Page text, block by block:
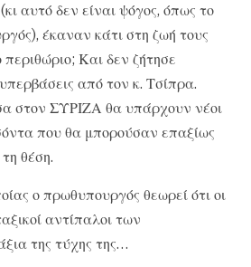
αυτό δεν είναι ψόγος, όπως το
έκαναν κάτι στη ζωή τους
Και δεν ζήτησε
από τον κ. Τσίπρα.
στον ΣΥΡΙΖΑ θα υπάρχουν νέοι
που θα μπορούσαν επαξίως
θέση.
ο πρωθυπουργός θεωρεί ότι οι
αντίπαλοι των
της τύχης της…